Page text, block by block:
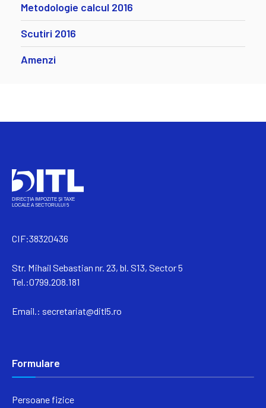
Metodologie calcul 2016
Scutiri 2016
Amenzi
CIF:38320436
Str. Mihail Sebastian nr. 23, bl. S13, Sector 5
Tel.:0799.208.181
Email.: secretariat@ditl5.ro
Formulare
Persoane fizice